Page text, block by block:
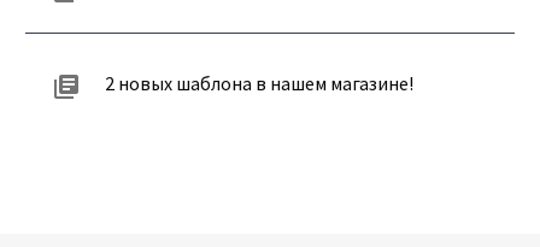
2 новых шаблона в нашем магазине!